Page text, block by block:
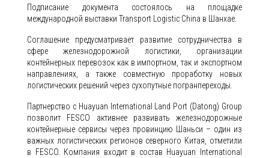
Подписание документа состоялось на площадке
международной выставки Transport Logistic China в Шанхае.
Соглашение предусматривает развитие сотрудничества в
сфере железнодорожной логистики, организации
контейнерных перевозок как в импортном, так и экспортном
направлениях, а также совместную проработку новых
логистических решений через сухопутные погранпереходы.
Партнерство с Huayuan International Land Port (Datong) Group
позволит FESCO активнее развивать железнодорожные
контейнерные сервисы через провинцию Шаньси – один из
важных логистических регионов северного Китая, отметили
в FESCO. Компания входит в состав Huayuan International